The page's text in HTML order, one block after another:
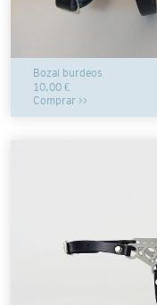
Bozal burdeos
10,00 €
Comprar >>